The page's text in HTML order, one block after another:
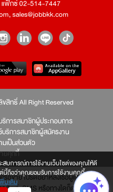
บการณ์การใช้งานเว็บไซต์ของคุณให้ดี
นี้ถือว่าคุณยอมรับการใช้งานคุกกี้
มเติม
ฟ็กซ์ 02-514-7447
,sales@jobbkk.com
สิทธิ์ All Right Reserved
ริการสมาชิกผู้ประกอบการ
บริการสมาชิกผู้สมัครงาน
มเป็นส่วนตัว
ยคุกกี้
รือข่าย โปรดอย่าหลงเชื่อผู้แอบอ้าง และ
รศัพท์, SMS หรือทางใดก็ตาม จะถูก